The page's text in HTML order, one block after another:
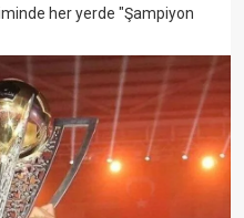
her yerde "Şampiyon